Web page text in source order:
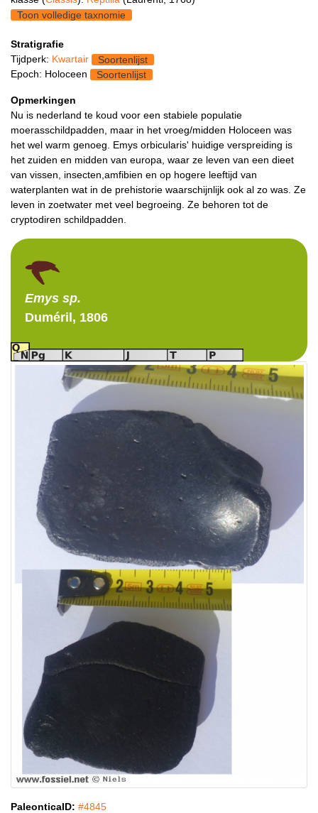
Toon volledige taxnomie
Stratigrafie
Tijdperk: Kwartair
Soortenlijst
Epoch: Holoceen
Soortenlijst
Opmerkingen
Nu is nederland te koud voor een stabiele populatie
moerasschildpadden, maar in het vroeg/midden Holoceen was
het wel warm genoeg. Emys orbicularis' huidige verspreiding is
het zuiden en midden van europa, waar ze leven van een dieet
van vissen, insecten,amfibien en op hogere leeftijd van
waterplanten wat in de prehistorie waarschijnlijk ook al zo was. Ze
leven in zoetwater met veel begroeing. Ze behoren tot de
cryptodiren schildpadden.
Emys sp.
Duméril, 1806
PaleonticaID: #4845